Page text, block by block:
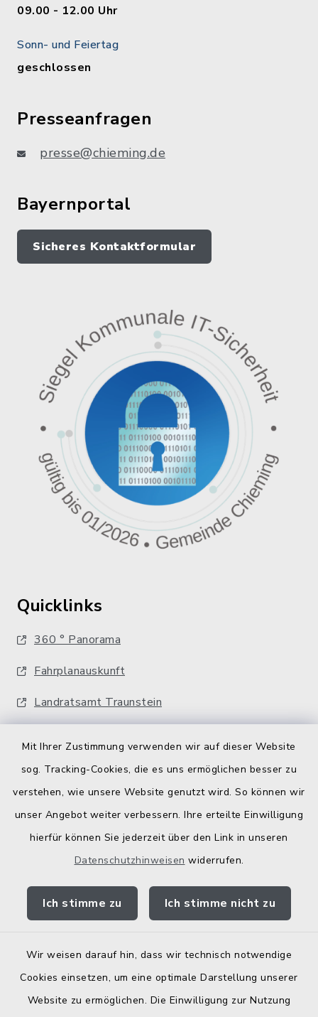
Mit Ihrer Zustimmung verwenden wir auf dieser Website
sog. Tracking-Cookies, die es uns ermöglichen besser zu
verstehen, wie unsere Website genutzt wird. So können wir
unser Angebot weiter verbessern. Ihre erteilte Einwilligung
hierfür können Sie jederzeit über den Link in unseren
Datenschutzhinweisen widerrufen.
Ich stimme zu Ich stimme nicht zu
Wir weisen darauf hin, dass wir technisch notwendige
Cookies einsetzen, um eine optimale Darstellung unserer
Website zu ermöglichen. Die Einwilligung zur Nutzung
09.00 - 12.00 Uhr
Sonn- und Feiertag
geschlossen
Presseanfragen
presse@chieming.de
Bayernportal
Sicheres Kontaktformular
Quicklinks
360 ° Panorama
Fahrplanauskunft
Landratsamt Traunstein
Bodenrichtwerte
Kontakt
Barrierefreiheit
Elektronische Zugangseröffnung